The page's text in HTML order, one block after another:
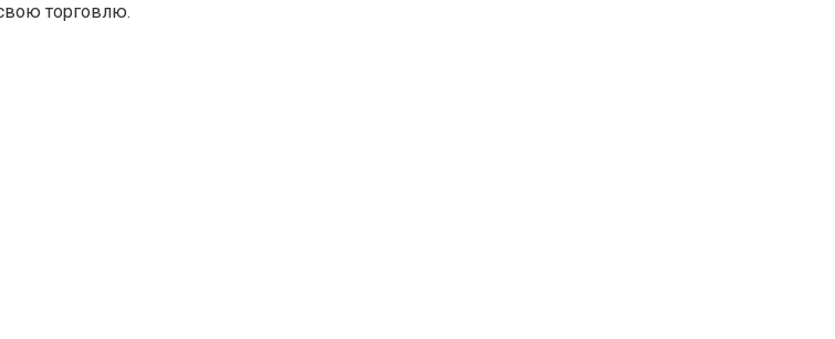
торговлю.